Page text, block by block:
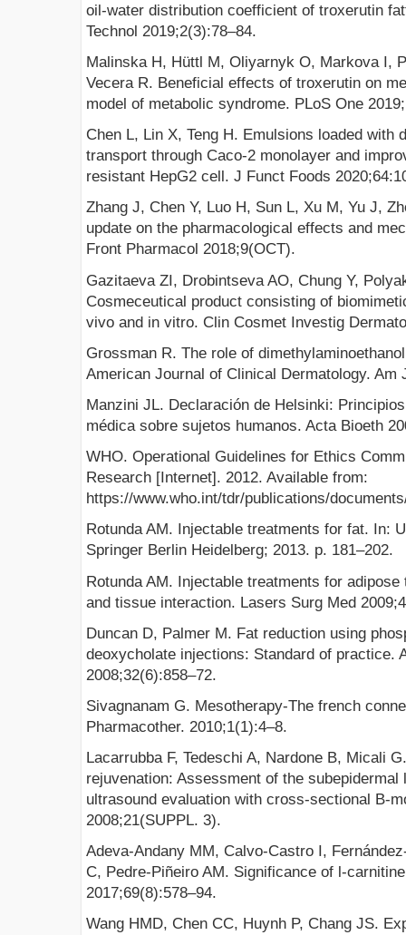
oil-water distribution coefficient of troxerutin
Technol 2019;2(3):78–84.
Malinska H, Hüttl M, Oliyarnyk O, Markova I,
Vecera R. Beneficial effects of troxerutin on
model of metabolic syndrome. PLoS One
Chen L, Lin X, Teng H. Emulsions loaded with
transport through Caco-2 monolayer and
resistant HepG2 cell. J Funct Foods
Zhang J, Chen Y, Luo H, Sun L, Xu M, Yu J,
update on the pharmacological effects and
Front Pharmacol 2018;9(OCT).
Gazitaeva ZI, Drobintseva AO, Chung Y,
Cosmeceutical product consisting of
vivo and in vitro. Clin Cosmet Investig
Grossman R. The role of
American Journal of Clinical Dermatology. Am
Manzini JL. Declaración de Helsinki:
médica sobre sujetos humanos. Acta Bioeth
WHO. Operational Guidelines for Ethics
Research [Internet]. 2012. Available from:
https://www.who.int/tdr/publications/
Rotunda AM. Injectable treatments for fat. In:
Springer Berlin Heidelberg; 2013. p. 181–202.
Rotunda AM. Injectable treatments for
and tissue interaction. Lasers Surg Med
Duncan D, Palmer M. Fat reduction using
deoxycholate injections: Standard of practice.
2008;32(6):858–72.
Sivagnanam G. Mesotherapy-The french
Pharmacother. 2010;1(1):4–8.
Lacarrubba F, Tedeschi A, Nardone B, Micali
rejuvenation: Assessment of the subepidermal
ultrasound evaluation with cross-sectional B-
2008;21(SUPPL. 3).
Adeva-Andany MM, Calvo-Castro I,
C, Pedre-Piñeiro AM. Significance of l-
2017;69(8):578–94.
Wang HMD, Chen CC, Huynh P, Chang JS.